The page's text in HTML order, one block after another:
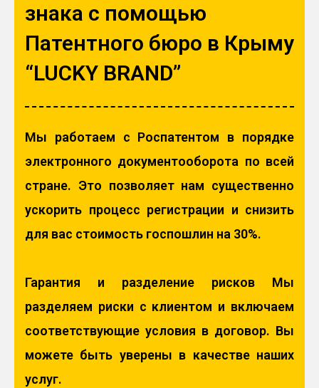
знака с помощью
Патентного бюро в Крыму
“LUCKY BRAND”
Мы работаем с Роспатентом в порядке
электронного документооборота по всей
стране. Это позволяет нам существенно
ускорить процесс регистрации и снизить
для вас стоимость госпошлин на 30%.
Гарантия и разделение рисков Мы
разделяем риски с клиентом и включаем
соответствующие условия в договор. Вы
можете быть уверены в качестве наших
услуг.